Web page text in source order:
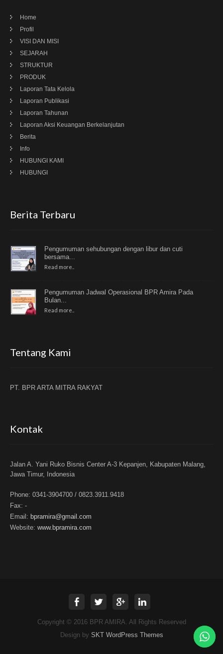
Home
Profil
VISI DAN MISI
SEJARAH
STRUKTUR
PRODUK
Laporan Tata Kelola
Laporan Publikasi
Laporan Tahunan
Laporan Aksi Keuangan Berkelanjutan
Berita
Info
HUBUNGI KAMI
HUBUNGI
Berita Terbaru
Pengumuman sehubungan dengan libur dan cuti
bersama...
Read more..
Pengumuman Jadwal Operasional BPR Amira Pada
Bulan...
Read more..
Tentang Kami
PT. BPR ARTA MITRA RAKYAT
Kontak
Jalan A. Yani Ruko Bisnis Center A-3 Kepanjen, Kabupaten Malang,
Jawa Timur, Indonesia
Phone: 0341-3904700 / 0823.3911.9418
Fax: -
Email: bpramira@gmail.com
Website: www.bpramira.com
Copyright © 2016 BPR AMIRA. All Rights Reserved
Design by SKT WordPress Themes